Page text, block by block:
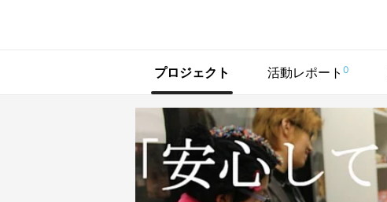
プロジェクト 活動レポート 0